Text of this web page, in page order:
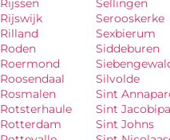
Rijssen
Rijswijk
Rilland
Roden
Roermond
Roosendaal
Rosmalen
Rotsterhaule
Rotterdam
Sellingen
Serooskerke
Sexbierum
Siddeburen
Silvolde
Sint
Sint
Sint Johns